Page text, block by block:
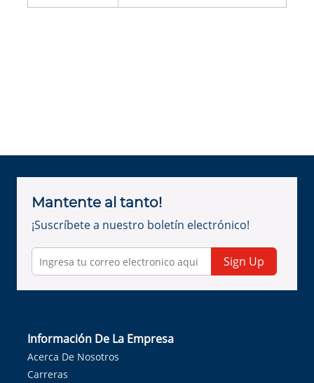
Mantente al tanto!
¡Suscríbete a nuestro boletín electrónico!
Sign Up
Información De La Empresa
Acerca De Nosotros
Carreras